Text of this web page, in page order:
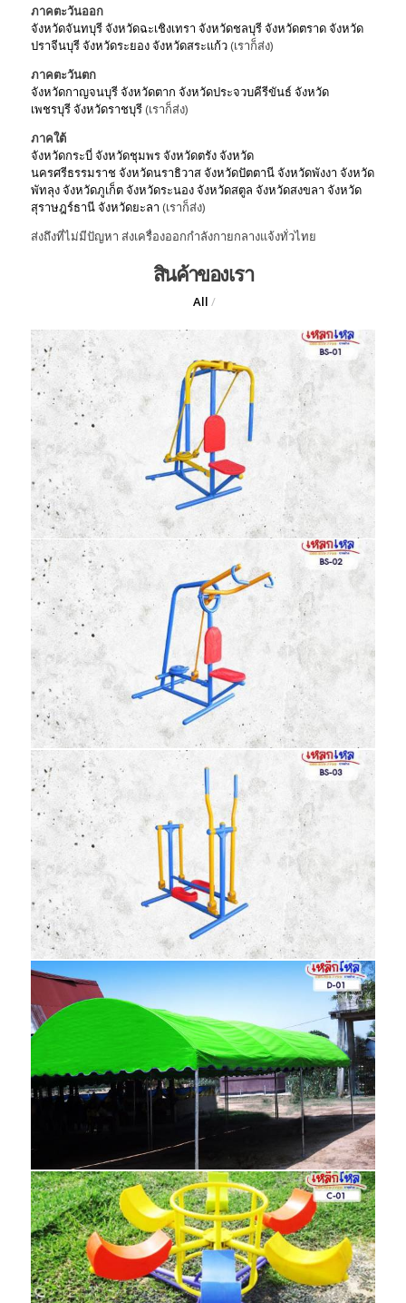
ภาคตะวันออก
จังหวัดจันทบุรีจังหวัดฉะเชิงเทรา จังหวัดชลบุรีจังหวัดตราดจังหวัด
ปราจีนบุรีจังหวัดระยองจังหวัดสระแก้ว(เราก็ส่ง)
ภาคตะวันตก
จังหวัดกาญจนบุรีจังหวัดตาก จังหวัดประจวบคีรีขันธ์จังหวัด
เพชรบุรีจังหวัดราชบุรี(เราก็ส่ง)
ภาคใต้
จังหวัดกระบี่จังหวัดชุมพรจังหวัดตรังจังหวัด
นครศรีธรรมราช จังหวัดนราธิวาสจังหวัดปัตตานีจังหวัดพังงา จังหวัด
พัทลุงจังหวัดภูเก็ตจังหวัดระนองจังหวัดสตูล จังหวัดสงขลา จังหวัด
สุราษฎร์ธานีจังหวัดยะลา (เราก็ส่ง)
ส่งถึงที่ไม่มีปัญหา ส่งเครื่องออกกำลังกายกลางแจ้งทั่วไทย
สินค้าของเรา
All /
BS-01 อุปกรณ์บริหารแขน-หน้าอก-หัวไหล่
BS
BS-02 อุปกรณ์บริหารแขน-หน้าอก-หัวไหล่
(แบบดึงยกตุ้มน้ำหนัก)
BS
BS-03 อุปกรณ์บริหารสะโพก-หัวไหล่ (แบบ
โยก-เดินสลับเท้า)
BS
D-01 เต็นท์โค้ง 4×8
เต็นท์